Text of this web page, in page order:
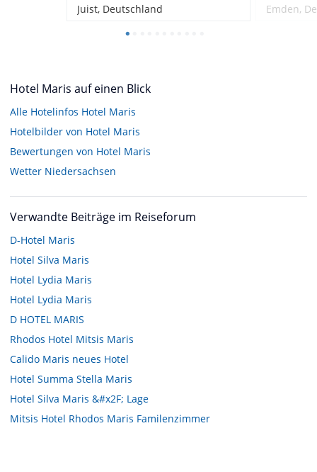
Juist, Deutschland
Emden,
Hotel Maris auf einen Blick
Alle Hotelinfos Hotel Maris
Hotelbilder von Hotel Maris
Bewertungen von Hotel Maris
Wetter Niedersachsen
Verwandte Beiträge im Reiseforum
D-Hotel Maris
Hotel Silva Maris
Hotel Lydia Maris
Hotel Lydia Maris
D HOTEL MARIS
Rhodos Hotel Mitsis Maris
Calido Maris neues Hotel
Hotel Summa Stella Maris
Hotel Silva Maris &#x2F; Lage
Mitsis Hotel Rhodos Maris Familenzimmer